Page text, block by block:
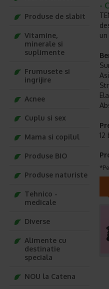
-
12
Produse de slabit
Vitamine,
minerale si
suplimente
Frumusete si
ingrijire
Acnee
Cuplu si sex
Mama si copilul
Produse BIO
Produse naturiste
Tehnico -
medicale
Diverse
Alimente cu
destinatie
speciala
NOU la Catena